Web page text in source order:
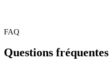
FAQ
Questions fréquentes